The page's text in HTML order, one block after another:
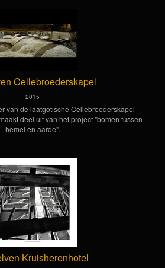
Cellebroederskapel
2015
van de laatgotische Cellebroederskapel
deel uit van het project "bomen tussen
hemel en aarde".
Kruisherenhotel